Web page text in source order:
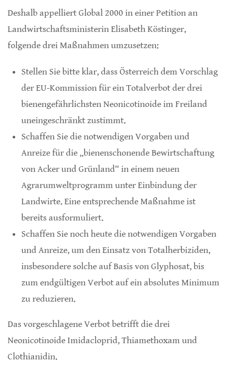
Deshalb appelliert Global 2000 in einer Petition an
Landwirtschaftsministerin Elisabeth Köstinger,
folgende drei Maßnahmen umzusetzen:
Stellen Sie bitte klar, dass Österreich dem Vorschlag
der EU-Kommission für ein Totalverbot der drei
bienengefährlichsten Neonicotinoide im Freiland
uneingeschränkt zustimmt.
Schaffen Sie die notwendigen Vorgaben und
Anreize für die „bienenschonende Bewirtschaftung
von Acker und Grünland“ in einem neuen
Agrarumweltprogramm unter Einbindung der
Landwirte. Eine entsprechende Maßnahme ist
bereits ausformuliert.
Schaffen Sie noch heute die notwendigen Vorgaben
und Anreize, um den Einsatz von Totalherbiziden,
insbesondere solche auf Basis von Glyphosat, bis
zum endgültigen Verbot auf ein absolutes Minimum
zu reduzieren.
Das vorgeschlagene Verbot betrifft die drei
Neonicotinoide Imidacloprid, Thiamethoxam und
Clothianidin.